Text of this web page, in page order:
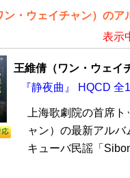
・ウェイチャン）のア
表示
王維倩（ワン・ウェイ
『静夜曲』 HQCD 全
上海歌劇院の首席
ャン）の最新アルバ
キューバ民謡「